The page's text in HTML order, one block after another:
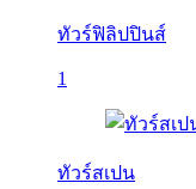
ทัวร์ฟิลิปปินส์
1
ทัวร์สเปน